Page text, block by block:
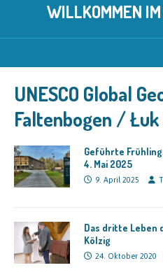
WILLKOMMEN
UNESCO Global
Faltenbogen / Łuk
Geführte
4. Mai 2025
9. April 2025
Das dritte Leben
Kölzig
24. Oktober 2020